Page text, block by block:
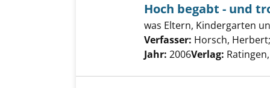
Hoch begabt - und
was Eltern, Kindergarten
Verfasser: Horsch, Herbert;
Jahr: 2006Verlag: